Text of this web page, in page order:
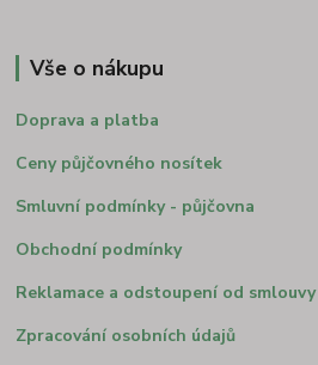
Vše o nákupu
Doprava a platba
Ceny půjčovného nosítek
Smluvní podmínky - půjčovna
Obchodní podmínky
Reklamace a odstoupení od smlouvy
Zpracování osobních údajů